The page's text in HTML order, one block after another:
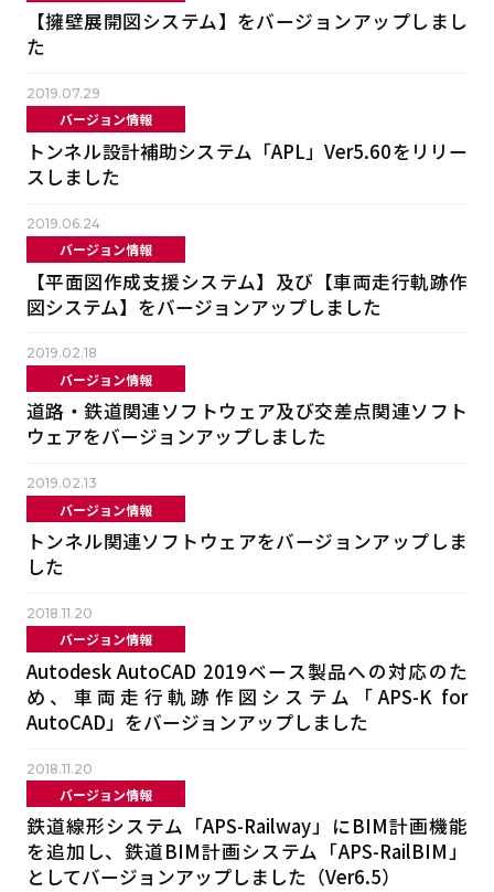
【擁壁展開図システム】をバージョンアップしまし
た
2019.07.29
バージョン情報
トンネル設計補助システム「APL」Ver5.60をリリー
スしました
2019.06.24
バージョン情報
【平面図作成支援システム】及び【車両走行軌跡作
図システム】をバージョンアップしました
2019.02.18
バージョン情報
道路・鉄道関連ソフトウェア及び交差点関連ソフト
ウェアをバージョンアップしました
2019.02.13
バージョン情報
トンネル関連ソフトウェアをバージョンアップしま
した
2018.11.20
バージョン情報
Autodesk AutoCAD 2019ベース製品への対応のた
め、車両走行軌跡作図システム「APS-K for
AutoCAD」をバージョンアップしました
2018.11.20
バージョン情報
鉄道線形システム「APS-Railway」にBIM計画機能
を追加し、鉄道BIM計画システム「APS-RailBIM」
としてバージョンアップしました（Ver6.5）